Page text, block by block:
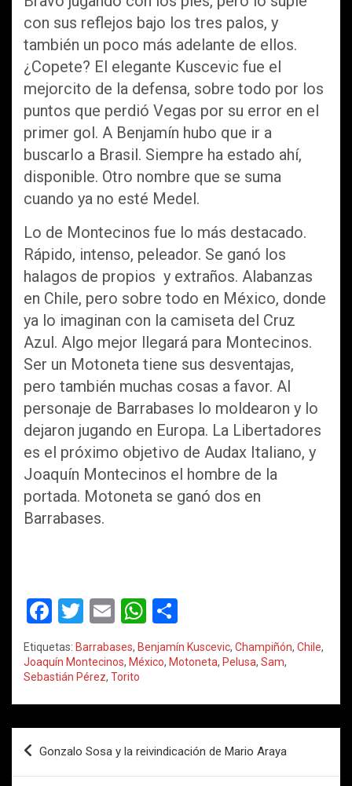
con sus reflejos bajo los tres palos, y
también un poco más adelante de ellos.
¿Copete? El elegante Kuscevic fue el
mejorcito de la defensa, sobre todo por los
puntos que perdió Vegas por su error en el
primer gol. A Benjamín hubo que ir a
buscarlo a Brasil. Siempre ha estado ahí,
disponible. Otro nombre que se suma
cuando ya no esté Medel.
Lo de Montecinos fue lo más destacado.
Rápido, intenso, peleador. Se ganó los
halagos de propios y extraños. Alabanzas
en Chile, pero sobre todo en México, donde
ya lo imaginan con la camiseta del Cruz
Azul. Algo mejor llegará para Montecinos.
Ser un Motoneta tiene sus desventajas,
pero también muchas cosas a favor. Al
personaje de Barrabases lo moldearon y lo
dejaron jugando en Europa. La Libertadores
es el próximo objetivo de Audax Italiano, y
Joaquín Montecinos el hombre de la
portada. Motoneta se ganó dos en
Barrabases.
F
a
ce
b
o
o
k
T
wi
tt
er
E
ail
W
h
at
A
p
p
o
m
ar
tir
Etiquetas: Barrabases, Benjamín Kuscevic, Champiñón, Chile,
Joaquín Montecinos, México, Motoneta, Pelusa, Sam,
Sebastián Pérez, Torito
Navegación
de
Gonzalo Sosa y la reivindicación de Mario Araya